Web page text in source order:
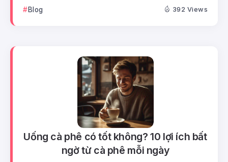
Blog 392 Views
Uống cà phê có tốt không? 10 lợi ích bất
ngờ từ cà phê mỗi ngày